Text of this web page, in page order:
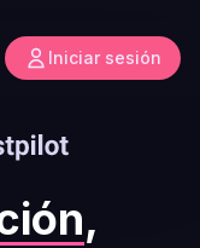
Iniciar sesión
,